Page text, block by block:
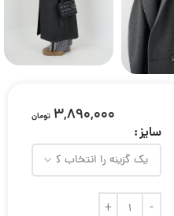
3,890,000 تومان
سایز